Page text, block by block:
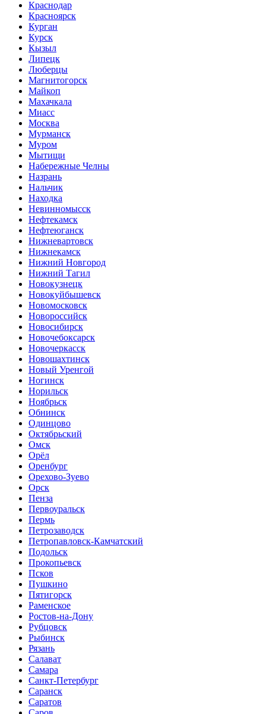
Краснодар
Красноярск
Курган
Курск
Кызыл
Липецк
Люберцы
Магнитогорск
Майкоп
Махачкала
Миасс
Москва
Мурманск
Муром
Мытищи
Набережные Челны
Назрань
Нальчик
Находка
Невинномысск
Нефтекамск
Нефтеюганск
Нижневартовск
Нижнекамск
Нижний Новгород
Нижний Тагил
Новокузнецк
Новокуйбышевск
Новомосковск
Новороссийск
Новосибирск
Новочебоксарск
Новочеркасск
Новошахтинск
Новый Уренгой
Ногинск
Норильск
Ноябрьск
Обнинск
Одинцово
Октябрьский
Омск
Орёл
Оренбург
Орехово-Зуево
Орск
Пенза
Первоуральск
Пермь
Петрозаводск
Петропавловск-Камчатский
Подольск
Прокопьевск
Псков
Пушкино
Пятигорск
Раменское
Ростов-на-Дону
Рубцовск
Рыбинск
Рязань
Салават
Самара
Санкт-Петербург
Саранск
Саратов